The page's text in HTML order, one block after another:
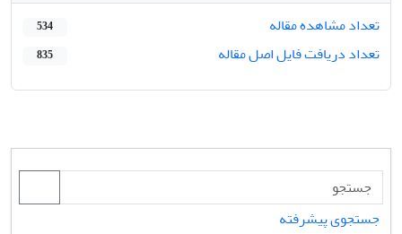
تعداد مشاهده مقاله
534
تعداد دریافت فایل اصل مقاله 835
جستجوی پیشرفته